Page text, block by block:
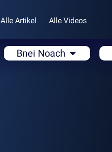
Alle Artikel Alle Videos
Bnei Noach